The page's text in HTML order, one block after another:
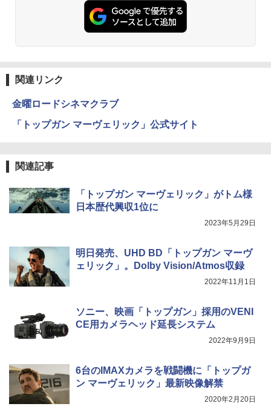
関連リンク
金曜ロードシネマクラブ
「トップガン マーヴェリック」公式サイト
関連記事
「トップガン マーヴェリック」がトム様
日本歴代興収1位に
2023年5月29日
明日発売、UHD BD「トップガン マーヴ
ェリック」。Dolby Vision/Atmos収録
2022年11月1日
ソニー、映画「トップガン」採用のVENI
CE用カメラヘッド延長システム
2022年9月9日
6台のIMAXカメラを戦闘機に「トップガ
ン マーヴェリック」最新映像解禁
2020年2月20日